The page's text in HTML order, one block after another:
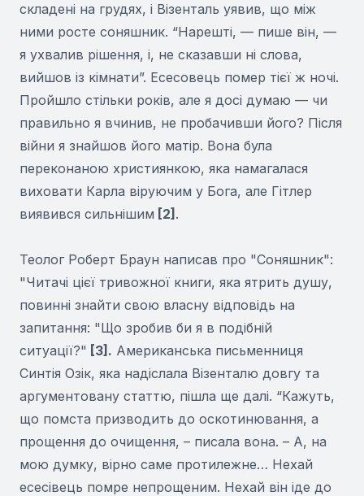
складені на грудях, і Візенталь уявив, що між
ними росте соняшник. “Нарешті, — пише він, —
я ухвалив рішення, і, не сказавши ні слова,
вийшов із кімнати”. Есесовець помер тієї ж ночі.
Пройшло стільки років, але я досі думаю — чи
правильно я вчинив, не пробачивши його? Після
війни я знайшов його матір. Вона була
переконаною християнкою, яка намагалася
виховати Карла віруючим у Бога, але Гітлер
виявився сильнішим [2] .
Теолог Роберт Браун написав про "Соняшник":
"Читачі цієї тривожної книги, яка ятрить душу,
повинні знайти свою власну відповідь на
запитання: "Що зробив би я в подібній
ситуації?" [3]. Американська письменниця
Синтія Озік, яка надіслала Візенталю довгу та
аргументовану статтю, пішла ще далі. “Кажуть,
що помста призводить до оскотинювання, а
прощення до очищення, – писала вона. – А, на
мою думку, вірно саме протилежне… Нехай
есесівець помре непрощеним. Нехай він іде до